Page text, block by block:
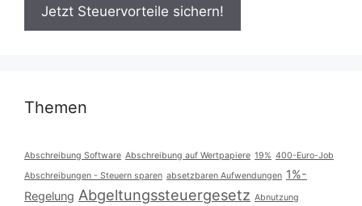
Themen
Abschreibung Software Abschreibung auf Wertpapiere 19% 400-Euro-Job
Abschreibungen - Steuern sparen absetzbaren Aufwendungen 1%-
Regelung Abgeltungssteuergesetz Abnutzung